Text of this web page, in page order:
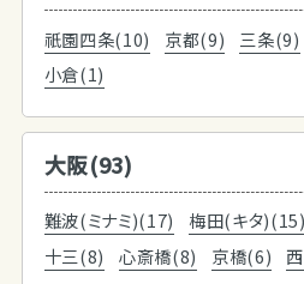
祇園四条(10) 京都(9) 三条(9)
小倉(1)
大阪(93)
難波(ミナミ)(17) 梅田(キタ)(15)
十三(8)
心斎橋(8) 京橋(6)